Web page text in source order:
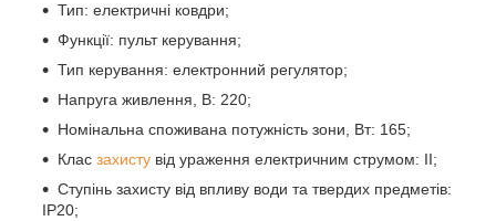
Тип: електричні ковдри;
Функції: пульт керування;
Тип керування: електронний регулятор;
Напруга живлення, В: 220;
Номінальна споживана потужність зони, Вт: 165;
Клас захисту від ураження електричним струмом: II;
Ступінь захисту від впливу води та твердих предметів:
IP20;